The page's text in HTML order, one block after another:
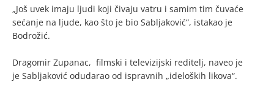
„Još uvek imaju ljudi koji čivaju vatru i samim tim čuvaće
sećanje na ljude, kao što je bio Sabljaković“, istakao je
Bodrožić.
Dragomir Zupanac, filmski i televizijski reditelj, naveo je
je Sabljaković odudarao od ispravnih „ideloških likova“.